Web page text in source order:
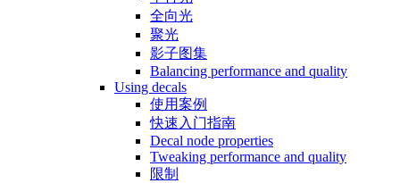
全向光
聚光
影子图集
Balancing performance and quality
Using decals
使用案例
快速入门指南
Decal node properties
Tweaking performance and quality
限制